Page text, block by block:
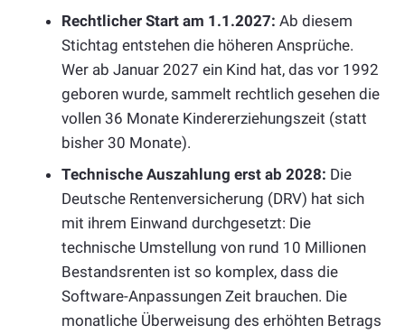
Rechtlicher Start am 1.1.2027: Ab diesem
Stichtag entstehen die höheren Ansprüche.
Wer ab Januar 2027 ein Kind hat, das vor 1992
geboren wurde, sammelt rechtlich gesehen die
vollen 36 Monate Kindererziehungszeit (statt
bisher 30 Monate).
Technische Auszahlung erst ab 2028: Die
Deutsche Rentenversicherung (DRV) hat sich
mit ihrem Einwand durchgesetzt: Die
technische Umstellung von rund 10 Millionen
Bestandsrenten ist so komplex, dass die
Software-Anpassungen Zeit brauchen. Die
monatliche Überweisung des erhöhten Betrags